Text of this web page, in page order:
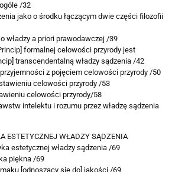
/32
jako o środku łączącym dwie części filozofii
władzy a priori prawodawczej /39
formalnej celowości przyrody jest
transcendentalną władzy sądzenia /42
z pojęciem celowości przyrody /50
celowości przyrody /53
celowości przyrody/58
intelektu i rozumu przez władzę sądzenia
ESTETYCZNEJ WŁADZY SĄDZENIA
estetycznej władzy sądzenia /69
piękna /69
[odnoszący się do] jakości /69